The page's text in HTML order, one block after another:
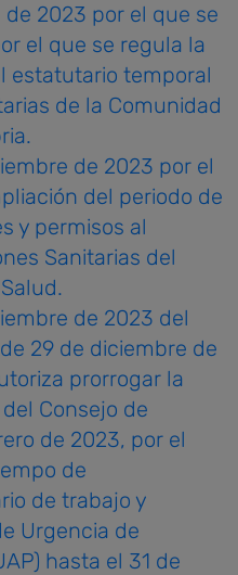
2023 por el que se
el que se regula la
estatutario temporal
de la Comunidad
de 2023 por el
del periodo de
y permisos al
Sanitarias del
de 2023 del
29 de diciembre de
prorrogar la
Consejo de
de 2023, por el
de
de trabajo y
Urgencia de
hasta el 31 de